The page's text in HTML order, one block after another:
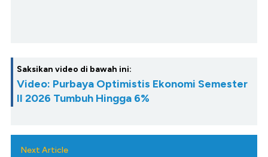
Saksikan video di bawah ini:
Video: Purbaya Optimistis Ekonomi Semester
II 2026 Tumbuh Hingga 6%
Next Article